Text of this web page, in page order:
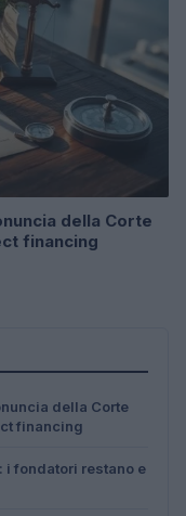
della Corte
financing
della Corte
financing
fondatori restano e